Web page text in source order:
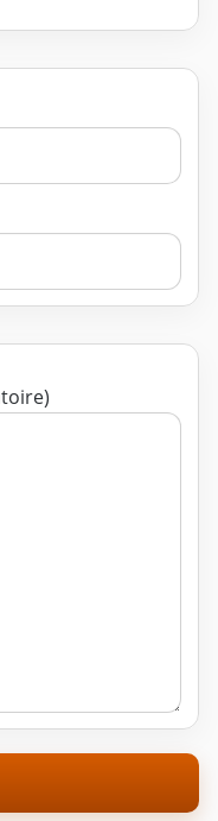
(obligatoire)